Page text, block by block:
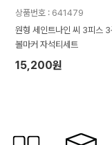
상품번호 : 641479
원형 세인트나인 씨 3피스 3
볼마커 자석티세트
15,200원